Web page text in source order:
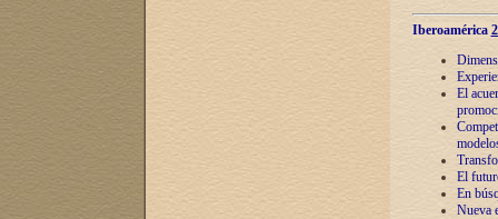
Iberoamérica
El
El
En
Nueva